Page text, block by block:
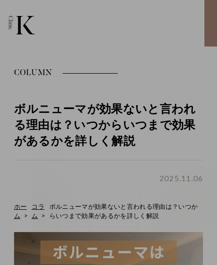
COLUMN
ボルニューマが効果ないと言われ
る理由は？いつからいつまで効果
があるかを詳しく解説
2025.11.06
ホー
ム
コラ
ム
ボルニューマが効果ないと言われる理由は？いつか
らいつまで効果があるかを詳しく解説